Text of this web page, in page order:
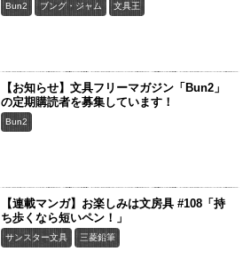
Bun2 ブング・ジャム 文具王
【お知らせ】文具フリーマガジン「Bun2」
の定期購読者を募集しています！
Bun2
【連載マンガ】お楽しみは文房具 #108「持
ち歩くなら短いペン！」
サンスター文具 三菱鉛筆